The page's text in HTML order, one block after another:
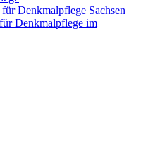
Denkmalpflege Sachsen
Denkmalpflege im